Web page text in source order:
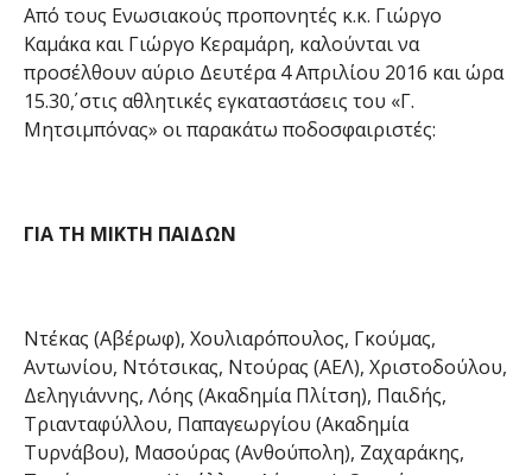
Από τους Ενωσιακούς προπονητές κ.κ. Γιώργο
Καμάκα και Γιώργο Κεραμάρη, καλούνται να
προσέλθουν αύριο Δευτέρα 4 Απριλίου 2016 και ώρα
15.30΄, στις αθλητικές εγκαταστάσεις του «Γ.
Μητσιμπόνας» οι παρακάτω ποδοσφαιριστές:
ΓΙΑ ΤΗ ΜΙΚΤΗ ΠΑΙΔΩΝ
Ντέκας (Αβέρωφ), Χουλιαρόπουλος, Γκούμας,
Αντωνίου, Ντότσικας, Ντούρας (ΑΕΛ), Χριστοδούλου,
Δεληγιάννης, Λόης (Ακαδημία Πλίτση), Παιδής,
Τριανταφύλλου, Παπαγεωργίου (Ακαδημία
Τυρνάβου), Μασούρας (Ανθούπολη), Ζαχαράκης,